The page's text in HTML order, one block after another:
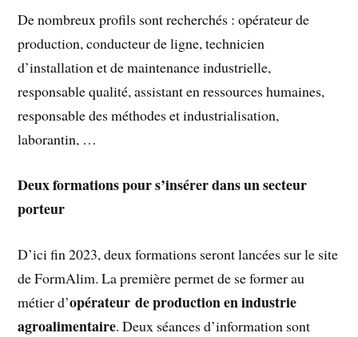
De nombreux profils sont recherchés : opérateur de
production, conducteur de ligne, technicien
d’installation et de maintenance industrielle,
responsable qualité, assistant en ressources humaines,
responsable des méthodes et industrialisation,
laborantin, …
Deux formations pour s’insérer dans un secteur
porteur
D’ici fin 2023, deux formations seront lancées sur le site
de FormAlim. La première permet de se former au
métier d’opérateur de production en industrie
agroalimentaire. Deux séances d’information sont